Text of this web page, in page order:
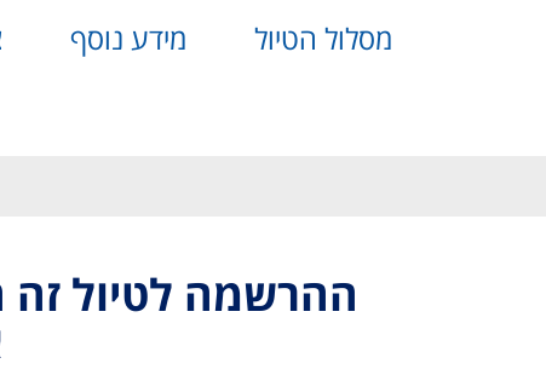
מסלול הטיול מידע נוסף
ההרשמה לטיול